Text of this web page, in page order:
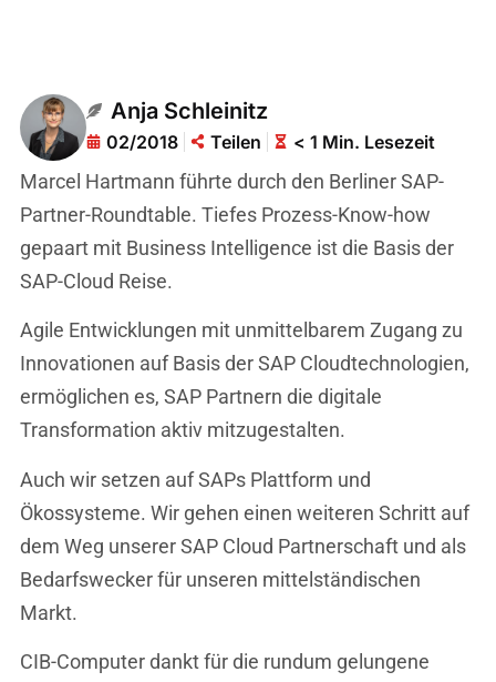
Anja Schleinitz
02/2018 Teilen < 1 Min. Lesezeit
Marcel Hartmann führte durch den Berliner SAP-
Partner-Roundtable. Tiefes Prozess-Know-how
gepaart mit Business Intelligence ist die Basis der
SAP-Cloud Reise.
Agile Entwicklungen mit unmittelbarem Zugang zu
Innovationen auf Basis der SAP Cloudtechnologien,
ermöglichen es, SAP Partnern die digitale
Transformation aktiv mitzugestalten.
Auch wir setzen auf SAPs Plattform und
Ökossysteme. Wir gehen einen weiteren Schritt auf
dem Weg unserer SAP Cloud Partnerschaft und als
Bedarfswecker für unseren mittelständischen
Markt.
CIB-Computer dankt für die rundum gelungene